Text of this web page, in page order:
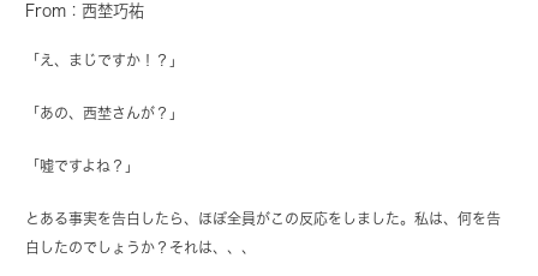
From：西埜巧祐
「え、まじですか！？」
「あの、西埜さんが？」
「嘘ですよね？」
とある事実を告白したら、ほぼ全員がこの反応をしました。私は、何を告
白したのでしょうか？それは、、、